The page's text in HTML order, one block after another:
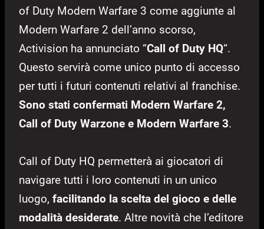
of Duty Modern Warfare 3 come aggiunte al
Modern Warfare 2 dell’anno scorso,
Activision ha annunciato “Call of Duty HQ“.
Questo servirà come unico punto di accesso
per tutti i futuri contenuti relativi al franchise.
Sono stati confermati Modern Warfare 2,
Call of Duty Warzone e Modern Warfare 3.
Call of Duty HQ permetterà ai giocatori di
navigare tutti i loro contenuti in un unico
luogo, facilitando la scelta del gioco e delle
modalità desiderate. Altre novità che l’editore